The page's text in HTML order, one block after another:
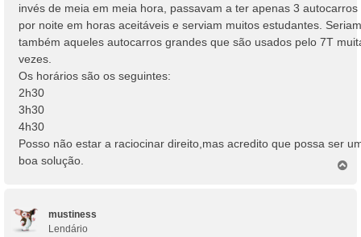
invés de meia em meia hora, passavam a ter apenas 3 autocarros
por noite em horas aceitáveis e serviam muitos estudantes. Seriam
também aqueles autocarros grandes que são usados pelo 7T
vezes.
Os horários são os seguintes:
2h30
3h30
4h30
Posso não estar a raciocinar direito,mas acredito que possa ser
boa solução.
mustiness
Lendário